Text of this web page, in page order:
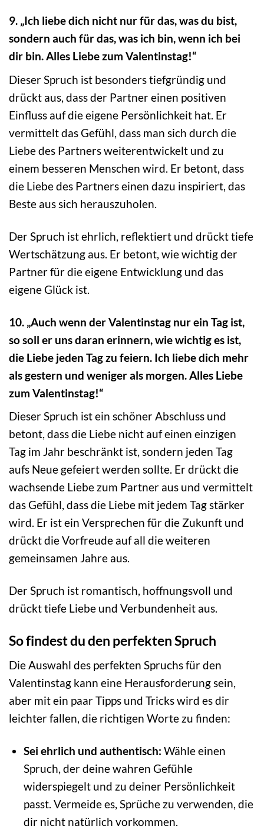
9. „Ich liebe dich nicht nur für das, was du bist,
sondern auch für das, was ich bin, wenn ich bei
dir bin. Alles Liebe zum Valentinstag!“
Dieser Spruch ist besonders tiefgründig und
drückt aus, dass der Partner einen positiven
Einfluss auf die eigene Persönlichkeit hat. Er
vermittelt das Gefühl, dass man sich durch die
Liebe des Partners weiterentwickelt und zu
einem besseren Menschen wird. Er betont, dass
die Liebe des Partners einen dazu inspiriert, das
Beste aus sich herauszuholen.
Der Spruch ist ehrlich, reflektiert und drückt tiefe
Wertschätzung aus. Er betont, wie wichtig der
Partner für die eigene Entwicklung und das
eigene Glück ist.
10. „Auch wenn der Valentinstag nur ein Tag ist,
so soll er uns daran erinnern, wie wichtig es ist,
die Liebe jeden Tag zu feiern. Ich liebe dich mehr
als gestern und weniger als morgen. Alles Liebe
zum Valentinstag!“
Dieser Spruch ist ein schöner Abschluss und
betont, dass die Liebe nicht auf einen einzigen
Tag im Jahr beschränkt ist, sondern jeden Tag
aufs Neue gefeiert werden sollte. Er drückt die
wachsende Liebe zum Partner aus und vermittelt
das Gefühl, dass die Liebe mit jedem Tag stärker
wird. Er ist ein Versprechen für die Zukunft und
drückt die Vorfreude auf all die weiteren
gemeinsamen Jahre aus.
Der Spruch ist romantisch, hoffnungsvoll und
drückt tiefe Liebe und Verbundenheit aus.
So findest du den perfekten Spruch
Die Auswahl des perfekten Spruchs für den
Valentinstag kann eine Herausforderung sein,
aber mit ein paar Tipps und Tricks wird es dir
leichter fallen, die richtigen Worte zu finden:
Sei ehrlich und authentisch: Wähle einen
Spruch, der deine wahren Gefühle
widerspiegelt und zu deiner Persönlichkeit
passt. Vermeide es, Sprüche zu verwenden, die
dir nicht natürlich vorkommen.